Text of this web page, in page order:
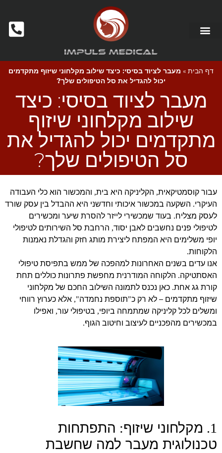
דף הבית » מעבר לציוד בסיסי: כיצד שילוב מקלחוני שיזוף מתקדמים
יכול להגדיל את סל הטיפולים שלך?
מעבר לציוד בסיסי: כיצד
שילוב מקלחוני שיזוף
מתקדמים יכול להגדיל את
סל הטיפולים שלך?
עבור קוסמטיקאית, הקליניקה היא בית, והמכשור הוא כלי העבודה
העיקרי. השקעה במכשור איכותי וחדשני היא ההבדל בין עסק שורד
לעסק מצליח. בעוד שמכשירי לייזר להסרת שיער ומכשירים
לטיפולי פנים נחשבים לאבן יסוד, הרחבת סל השירותים לטיפולי
יופי משלימים היא המפתח ליצירת מותג חזק והגדלת נאמנות
הלקוחות.
אנו עדים בשנים האחרונות למהפכה של ממש בתפיסת טיפולי
האסתטיקה. הלקוחה המודרנית מחפשת פתרונות כוללים תחת
קורת גג אחת. כאן נכנס לתמונה השילוב החכם של מקלחוני
שיזוף מתקדמים – לא רק כ"תוספת נחמדה", אלא כערוץ רווחי
ומשלים לכל קליניקה שמתמחה ביופי, בטיפולי עור, ואפילו
במכשירים מהפכניים לעיצוב וחיטוב הגוף.
1. מקלחוני שיזוף: התפתחות
טכנולוגית מעבר למה שחשבת